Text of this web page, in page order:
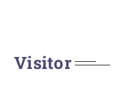
Visitor